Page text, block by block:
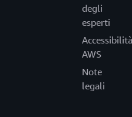
degli
esperti
Accessibilità
AWS
Note
legali